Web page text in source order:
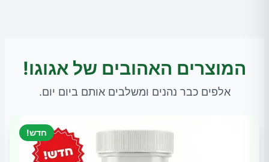
המוצרים האהובים של אגוגו!
אלפים כבר נהנים ומשלבים אותם ביום יום.
חדש!